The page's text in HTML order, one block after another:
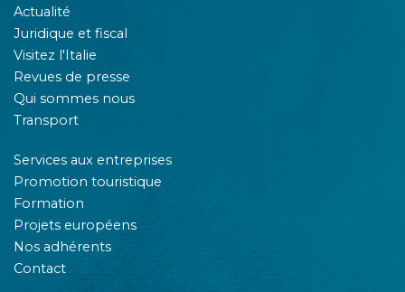
Actualité
Juridique et fiscal
Visitez l'Italie
Revues de presse
Qui sommes nous
Transport
Services aux entreprises
Promotion touristique
Formation
Projets européens
Nos adhérents
Contact